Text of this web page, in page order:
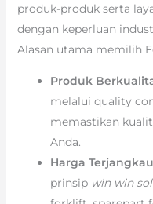
produk-produk serta
dengan keperluan
Alasan utama memilih
Produk
melalui quality
memastikan
Anda.
Harga Terjangkau
prinsip win win